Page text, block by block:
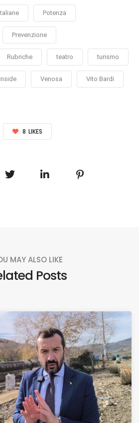
Potenza
Prevenzione
Rubriche teatro turismo
Venosa Vito Bardi
8 LIKES
MAY ALSO LIKE
Posts